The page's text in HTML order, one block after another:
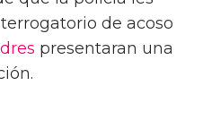
de acoso
presentaran una